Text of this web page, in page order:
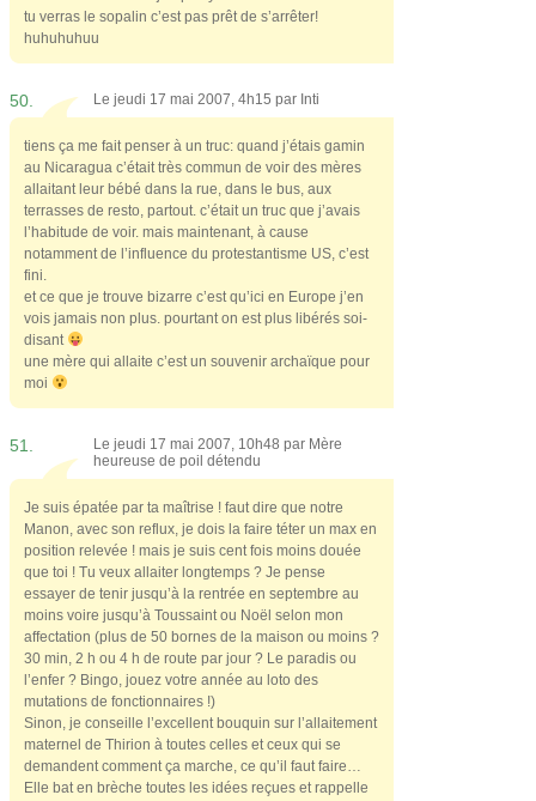
tu verras le sopalin c’est pas prêt de s’arrêter!
huhuhuhuu
50. Le jeudi 17 mai 2007, 4h15 par Inti
tiens ça me fait penser à un truc: quand j’étais gamin
au Nicaragua c’était très commun de voir des mères
allaitant leur bébé dans la rue, dans le bus, aux
terrasses de resto, partout. c’était un truc que j’avais
l’habitude de voir. mais maintenant, à cause
notamment de l’influence du protestantisme US, c’est
fini.
et ce que je trouve bizarre c’est qu’ici en Europe j’en
vois jamais non plus. pourtant on est plus libérés soi-
disant
une mère qui allaite c’est un souvenir archaïque pour
moi
51. Le jeudi 17 mai 2007, 10h48 par Mère
heureuse de poil détendu
Je suis épatée par ta maîtrise ! faut dire que notre
Manon, avec son reflux, je dois la faire téter un max en
position relevée ! mais je suis cent fois moins douée
que toi ! Tu veux allaiter longtemps ? Je pense
essayer de tenir jusqu’à la rentrée en septembre au
moins voire jusqu’à Toussaint ou Noël selon mon
affectation (plus de 50 bornes de la maison ou moins ?
30 min, 2 h ou 4 h de route par jour ? Le paradis ou
l’enfer ? Bingo, jouez votre année au loto des
mutations de fonctionnaires !)
Sinon, je conseille l’excellent bouquin sur l’allaitement
maternel de Thirion à toutes celles et ceux qui se
demandent comment ça marche, ce qu’il faut faire…
Elle bat en brèche toutes les idées reçues et rappelle